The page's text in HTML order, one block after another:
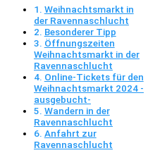
Weihnachtsmarkt in
der Ravennaschlucht
Besonderer Tipp
Öffnungszeiten
Weihnachtsmarkt in der
Ravennaschlucht
Online-Tickets für den
Weihnachtsmarkt 2024 -
ausgebucht-
Wandern in der
Ravennaschlucht
Anfahrt zur
Ravennaschlucht